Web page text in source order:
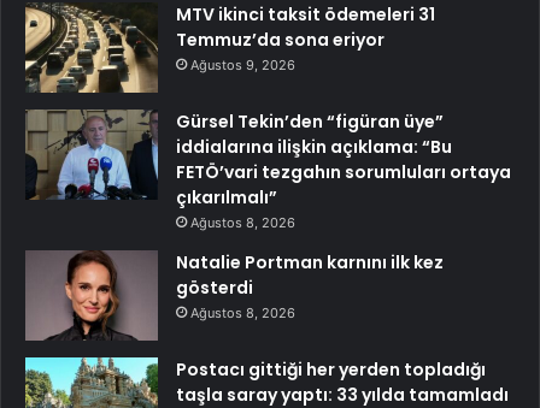
MTV ikinci taksit ödemeleri 31
Temmuz’da sona eriyor
Ağustos 9, 2026
Gürsel Tekin’den “figüran üye”
iddialarına ilişkin açıklama: “Bu
FETÖ’vari tezgahın sorumluları ortaya
çıkarılmalı”
Ağustos 8, 2026
Natalie Portman karnını ilk kez
gösterdi
Ağustos 8, 2026
Postacı gittiği her yerden topladığı
taşla saray yaptı: 33 yılda tamamladı